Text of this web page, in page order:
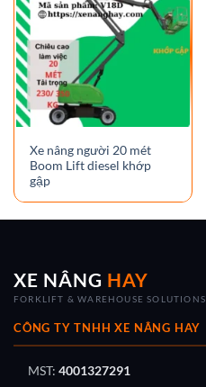
Xe nâng người 20 mét
Boom Lift diesel khớp
gập
XE NÂNG HAY
FORKLIFT & WAREHOUSE SOLUTIONS
CÔNG TY TNHH XE NÂNG HAY
MST: 4001327291